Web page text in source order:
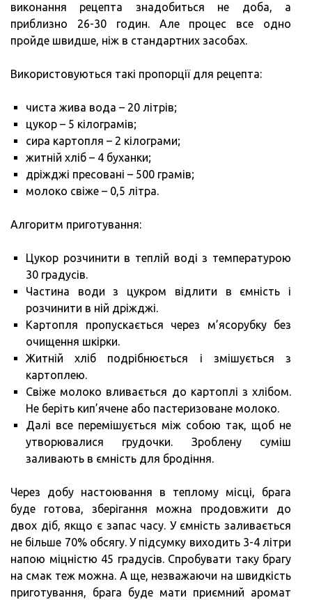
виконання рецепта знадобиться не доба, а
приблизно 26-30 годин. Але процес все одно
пройде швидше, ніж в стандартних засобах.
Використовуються такі пропорції для рецепта:
чиста жива вода – 20 літрів;
цукор – 5 кілограмів;
сира картопля – 2 кілограми;
житній хліб – 4 буханки;
дріжджі пресовані – 500 грамів;
молоко свіже – 0,5 літра.
Алгоритм приготування:
Цукор розчинити в теплій воді з температурою
30 градусів.
Частина води з цукром відлити в ємність і
розчинити в ній дріжджі.
Картопля пропускається через м’ясорубку без
очищення шкірки.
Житній хліб подрібнюється і змішується з
картоплею.
Свіже молоко вливається до картоплі з хлібом.
Не беріть кип’ячене або пастеризоване молоко.
Далі все перемішується між собою так, щоб не
утворювалися грудочки. Зроблену суміш
заливають в ємність для бродіння.
Через добу настоювання в теплому місці, брага
буде готова, зберігання можна продовжити до
двох діб, якщо є запас часу. У ємність заливається
не більше 70% обсягу. У підсумку виходить 3-4 літри
напою міцністю 45 градусів. Спробувати таку брагу
на смак теж можна. А ще, незважаючи на швидкість
приготування, брага буде мати приємний аромат